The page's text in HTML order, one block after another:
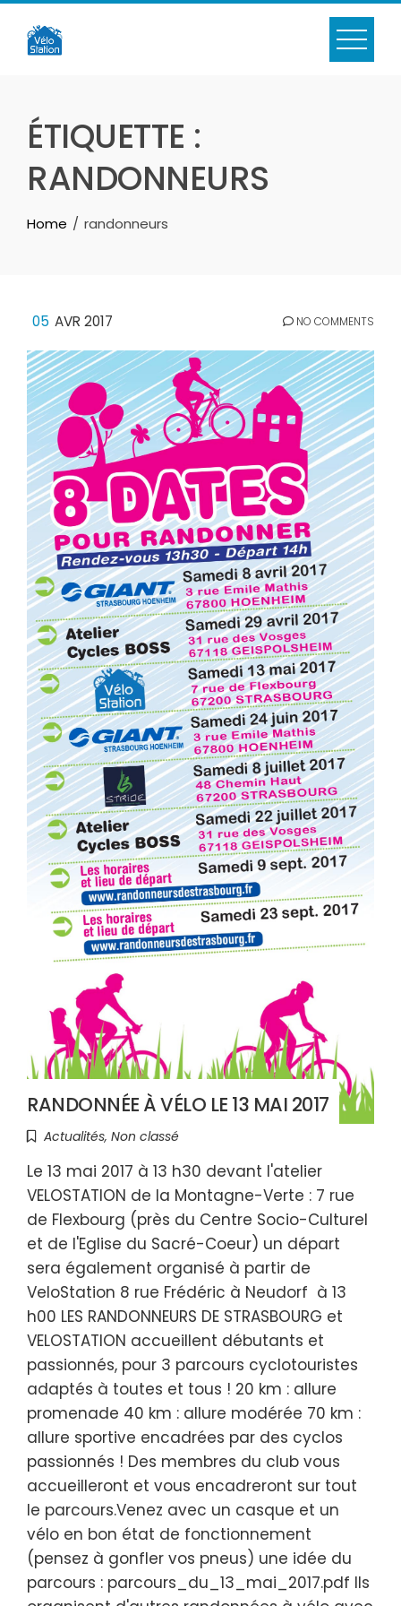
Skip
content
ÉTIQUETTE :
RANDONNEURS
Home randonneurs
05 AVR 2017 NO COMMENTS
RANDONNÉE À VÉLO LE 13 MAI 2017
Actualités, Non classé
Le 13 mai 2017 à 13 h30 devant l'atelier
VELOSTATION de la Montagne-Verte : 7 rue
de Flexbourg (près du Centre Socio-Culturel
et de l'Eglise du Sacré-Coeur) un départ
sera également organisé à partir de
VeloStation 8 rue Frédéric à Neudorf à 13
h00 LES RANDONNEURS DE STRASBOURG et
VELOSTATION accueillent débutants et
passionnés, pour 3 parcours cyclotouristes
adaptés à toutes et tous ! 20 km : allure
promenade 40 km : allure modérée 70 km :
allure sportive encadrées par des cyclos
passionnés ! Des membres du club vous
accueilleront et vous encadreront sur tout
le parcours.Venez avec un casque et un
vélo en bon état de fonctionnement
(pensez à gonfler vos pneus) une idée du
parcours : parcours_du_13_mai_2017.pdf Ils